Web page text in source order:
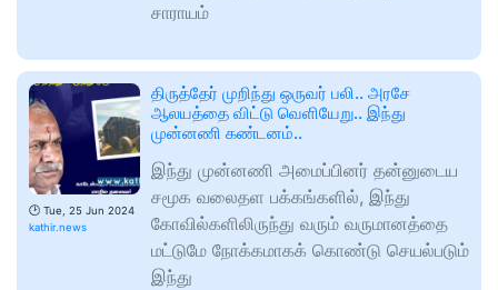
சாராயம்
🕑 Tue, 25 Jun 2024
kathir.news
திருத்தேர் முறிந்து ஒருவர் பலி.. அரசே
ஆலயத்தை விட்டு வெளியேறு.. இந்து
முன்னணி கண்டனம்..
இந்து முன்னணி அமைப்பினர் தன்னுடைய
சமூக வலைதள பக்கங்களில், இந்து
கோவில்களிலிருந்து வரும் வருமானத்தை
மட்டுமே நோக்கமாகக் கொண்டு செயல்படும்
இந்து